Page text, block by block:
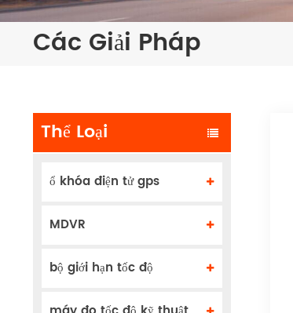
Các Giải Pháp
Thể Loại
ổ khóa điện tử gps
MDVR
bộ giới hạn tốc độ